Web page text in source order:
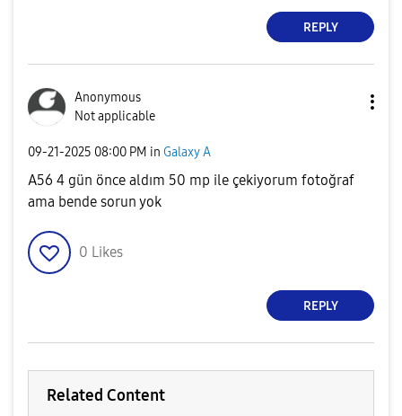
REPLY
Anonymous
Not applicable
‎09-21-2025 08:00 PM in Galaxy A
A56 4 gün önce aldım 50 mp ile çekiyorum fotoğraf
ama bende sorun yok
0 Likes
REPLY
Related Content